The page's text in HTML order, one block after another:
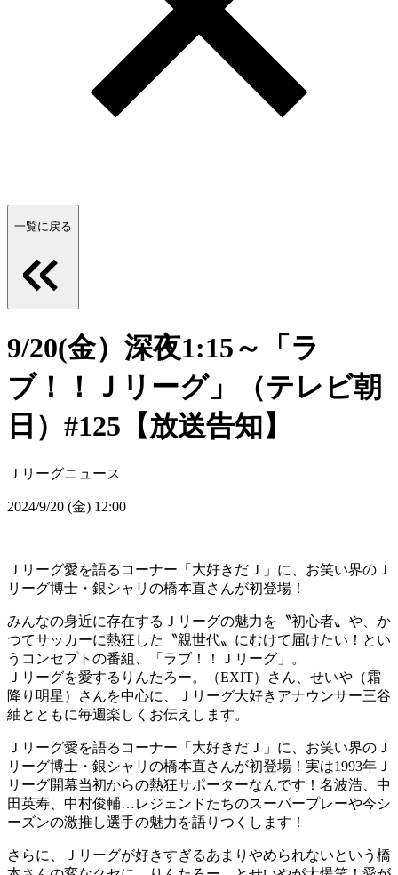
一覧に戻る
9/20(金）深夜1:15～「ラ
ブ！！Ｊリーグ」（テレビ朝
日）#125【放送告知】
Ｊリーグニュース
2024/9/20 (金) 12:00
Ｊリーグ愛を語るコーナー「大好きだＪ」に、お笑い界のＪ
リーグ博士・銀シャリの橋本直さんが初登場！
みんなの身近に存在するＪリーグの魅力を〝初心者〟や、か
つてサッカーに熱狂した〝親世代〟にむけて届けたい！とい
うコンセプトの番組、「ラブ！！Ｊリーグ」。
Ｊリーグを愛するりんたろー。（EXIT）さん、せいや（霜
降り明星）さんを中心に、Ｊリーグ大好きアナウンサー三谷
紬とともに毎週楽しくお伝えします。
Ｊリーグ愛を語るコーナー「大好きだＪ」に、お笑い界のＪ
リーグ博士・銀シャリの橋本直さんが初登場！実は1993年Ｊ
リーグ開幕当初からの熱狂サポーターなんです！名波浩、中
田英寿、中村俊輔…レジェンドたちのスーパープレーや今シ
ーズンの激推し選手の魅力を語りつくします！
さらに、Ｊリーグが好きすぎるあまりやめられないという橋